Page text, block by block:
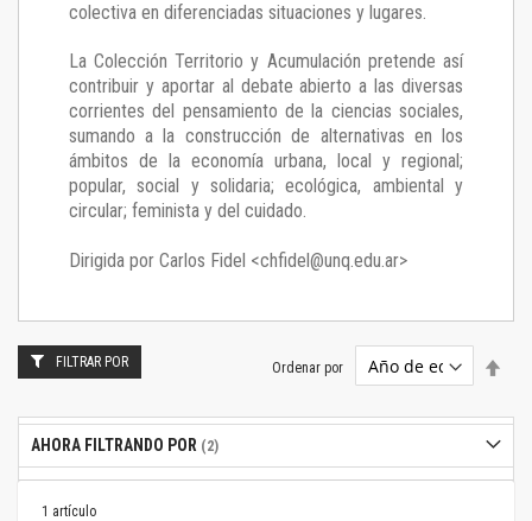
colectiva en diferenciadas situaciones y lugares.
La Colección Territorio y Acumulación pretende así
contribuir y aportar al debate abierto a las diversas
corrientes del pensamiento de la ciencias sociales,
sumando a la construcción de alternativas en los
ámbitos de la economía urbana, local y regional;
popular, social y solidaria; ecológica, ambiental y
circular; feminista y del cuidado.
Dirigida por Carlos Fidel <chfidel@unq.edu.ar>
1 artículo
Ordenar por
FILTRAR POR
AHORA FILTRANDO POR